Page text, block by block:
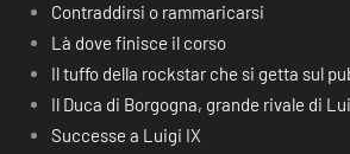
Contraddirsi o rammaricarsi
Là dove finisce il corso
Il tuffo della rockstar che si getta sul
Il Duca di Borgogna, grande rivale di
Successe a Luigi IX